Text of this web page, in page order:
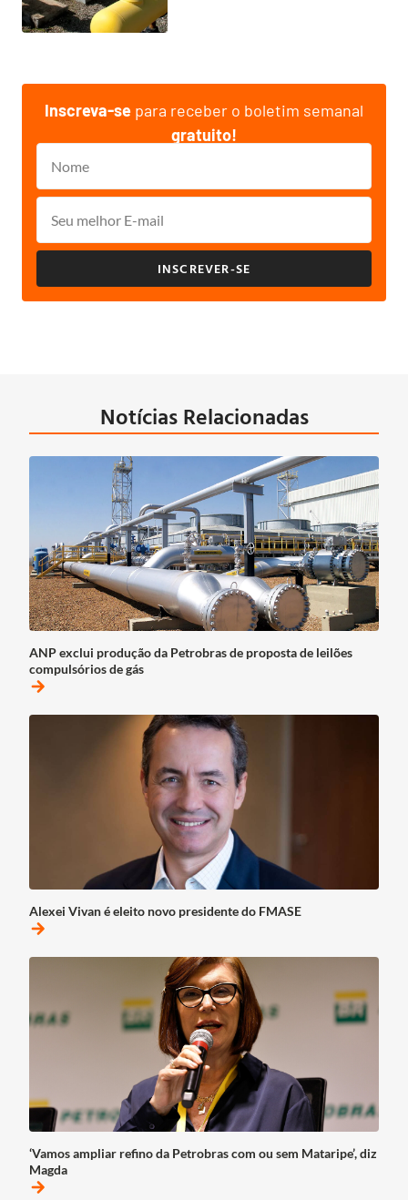
Inscreva-se para receber o boletim semanal
gratuito!
INSCREVER-SE
Notícias Relacionadas
ANP exclui produção da Petrobras de proposta de leilões
compulsórios de gás
arrow_forward
Alexei Vivan é eleito novo presidente do FMASE
arrow_forward
‘Vamos ampliar refino da Petrobras com ou sem Mataripe’, diz
Magda
arrow_forward